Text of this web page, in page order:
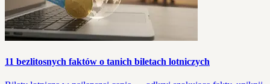
11 bezlitosnych faktów o tanich biletach lotniczych